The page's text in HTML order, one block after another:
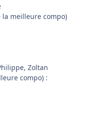
meilleure compo)
Zoltan
compo) :